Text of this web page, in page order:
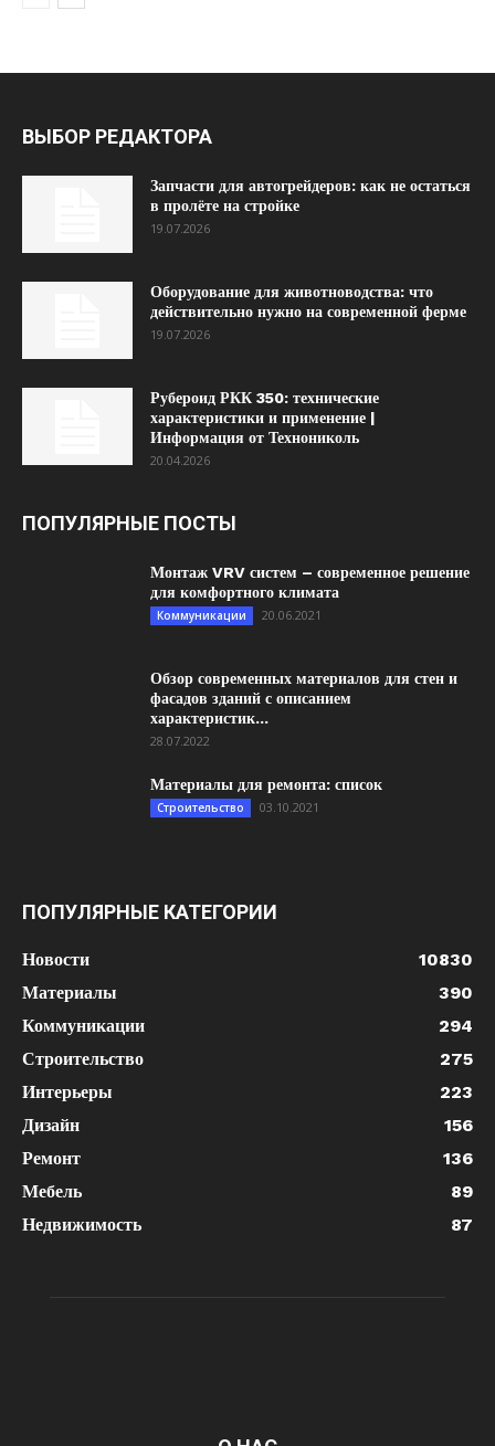
ВЫБОР РЕДАКТОРА
Запчасти для автогрейдеров: как не остаться
в пролёте на стройке
19.07.2026
Оборудование для животноводства: что
действительно нужно на современной ферме
19.07.2026
Рубероид РКК 350: технические
характеристики и применение |
Информация от Технониколь
20.04.2026
ПОПУЛЯРНЫЕ ПОСТЫ
Монтаж VRV систем – современное решение
для комфортного климата
Коммуникации 20.06.2021
Обзор современных материалов для стен и
фасадов зданий с описанием
характеристик...
28.07.2022
Материалы для ремонта: список
Строительство 03.10.2021
ПОПУЛЯРНЫЕ КАТЕГОРИИ
Новости
10830
Материалы
390
Коммуникации
294
Строительство
275
Интерьеры
223
Дизайн
156
Ремонт
136
Мебель
89
Недвижимость
87